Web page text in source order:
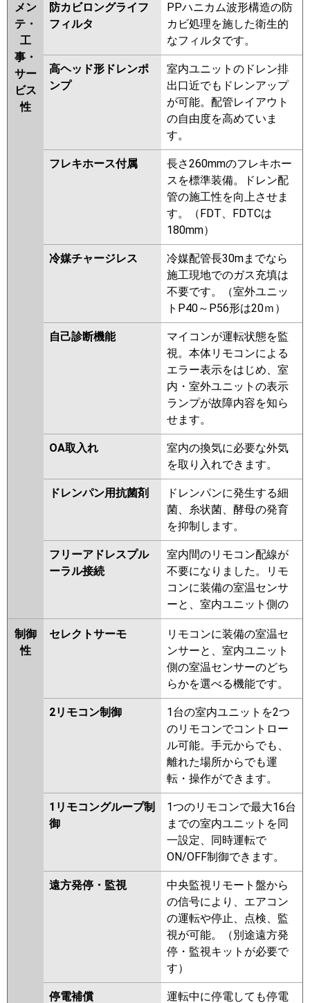
メン
テ・
工
事・
サー
ビス
性
防カビロングライフ
フィルタ
PPハニカム波形構造の防
カビ処理を施した衛生的
なフィルタです。
高ヘッド形ドレンポ
ンプ
室内ユニットのドレン排
出口近でもドレンアップ
が可能。配管レイアウト
の自由度を高めていま
す。
フレキホース付属
長さ260mmのフレキホー
スを標準装備。ドレン配
管の施工性を向上させま
す。（FDT、FDTCは
180mm）
冷媒チャージレス
冷媒配管長30mまでなら
施工現地でのガス充填は
不要です。（室外ユニッ
トP40～P56形は20ｍ）
自己診断機能
マイコンが運転状態を監
視。本体リモコンによる
エラー表示をはじめ、室
内・室外ユニットの表示
ランプが故障内容を知ら
せます。
OA取入れ
室内の換気に必要な外気
を取り入れできます。
ドレンパン用抗菌剤
ドレンパンに発生する細
菌、糸状菌、酵母の発育
を抑制します。
フリーアドレスプル
ーラル接続
室内間のリモコン配線が
不要になりました。リモ
コンに装備の室温センサ
ーと、室内ユニット側の
制御
性
セレクトサーモ
リモコンに装備の室温セ
ンサーと、室内ユニット
側の室温センサーのどち
らかを選べる機能です。
2リモコン制御
1台の室内ユニットを2つ
のリモコンでコントロー
ル可能。手元からでも、
離れた場所からでも運
転・操作ができます。
1リモコングループ制
御
1つのリモコンで最大16台
までの室内ユニットを同
一設定、同時運転で
ON/OFF制御できます。
遠方発停・監視
中央監視リモート盤から
の信号により、エアコン
の運転や停止、点検、監
視が可能。（別途遠方発
停・監視キットが必要で
す）
停電補償 運転中に停電しても停電